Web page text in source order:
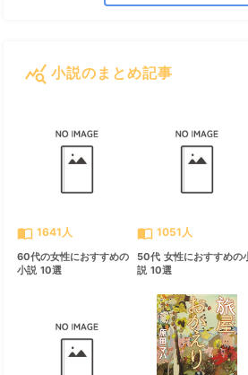
query_stats 小説のまとめ記事
import_contacts 1641人
60代の女性におすすめの
小説 10選
import_contacts 1051人
50代 女性におすすめの
説 10選